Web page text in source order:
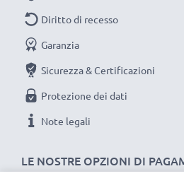
LE NOSTRE OPZIONI DI
Diritto di recesso
Garanzia
Sicurezza & Certificazioni
Protezione dei dati
Note legali